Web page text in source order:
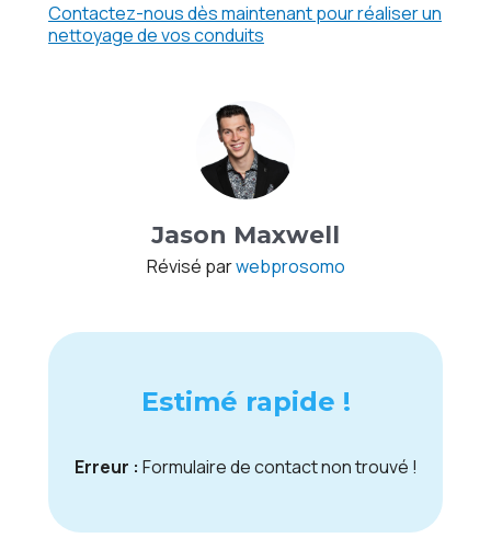
Contactez-nous dès maintenant pour réaliser un
nettoyage de vos conduits
Jason Maxwell
Révisé parwebprosomo
Estimé rapide !
Erreur : Formulaire de contact non trouvé !